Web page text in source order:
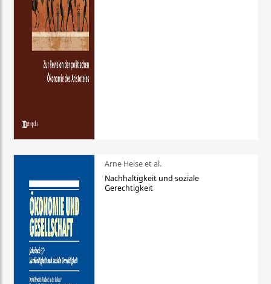
Arne Heise et al.
Nachhaltigkeit und soziale
Gerechtigkeit